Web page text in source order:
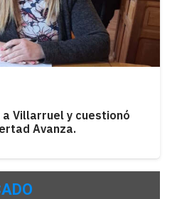
Villarruel y cuestionó
Avanza.